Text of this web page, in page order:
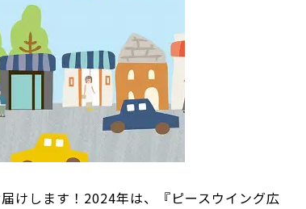
けします！2024年は、『ピースウイング広